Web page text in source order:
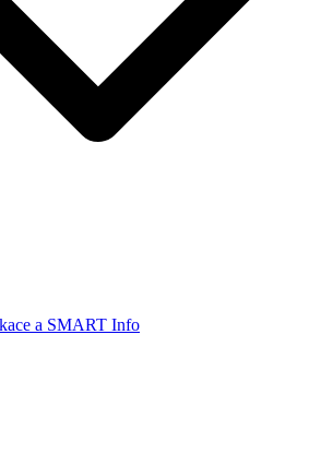
a SMART Info